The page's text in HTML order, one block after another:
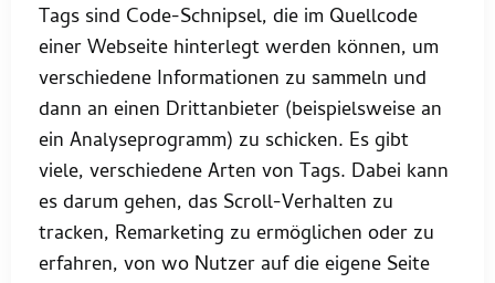
Tags sind Code-Schnipsel, die im Quellcode
einer Webseite hinterlegt werden können, um
verschiedene Informationen zu sammeln und
dann an einen Drittanbieter (beispielsweise an
ein Analyseprogramm) zu schicken. Es gibt
viele, verschiedene Arten von Tags. Dabei kann
es darum gehen, das Scroll-Verhalten zu
tracken, Remarketing zu ermöglichen oder zu
erfahren, von wo Nutzer auf die eigene Seite